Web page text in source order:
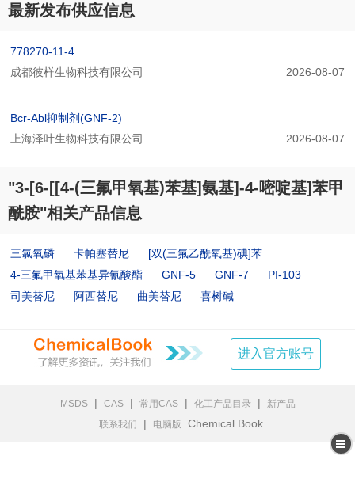
最新发布供应信息
778270-11-4
成都彼样生物科技有限公司
2026-08-07
Bcr-Abl抑制剂(GNF-2)
上海泽叶生物科技有限公司
2026-08-07
"3-[6-[[4-(三氟甲氧基)苯基]氨基]-4-嘧啶基]苯甲
酰胺"相关产品信息
三氯氧磷 卡帕塞替尼
[双(三氟乙酰氧基)碘]苯
4-三氟甲氧基苯基异氰酸酯
GNF-5 GNF-7
PI-103
司美替尼
阿西替尼 曲美替尼 喜树碱
进入官方账号
MSDS | CAS | 常用CAS | 化工产品目录 |
新产品
联系我们
| 电脑版 Chemical Book